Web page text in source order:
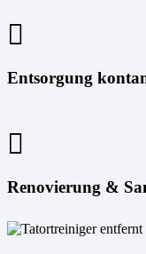
Entsorgung
Renovierung &